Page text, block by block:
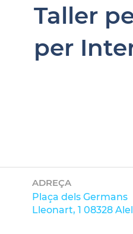
Taller
per
ADREÇA
Plaça dels Germans
Lleonart, 1 08328